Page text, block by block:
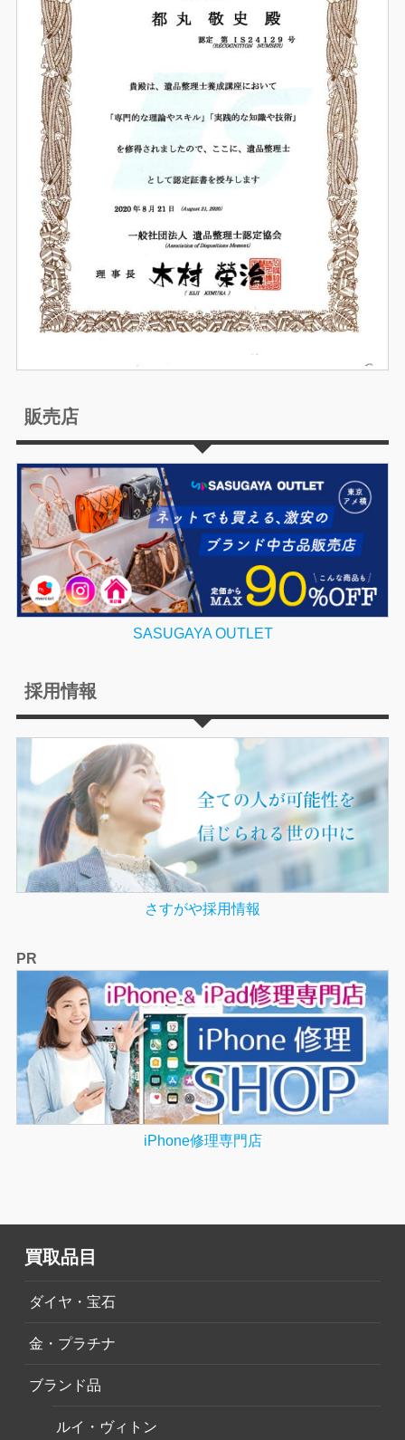
販売店
SASUGAYA OUTLET
採用情報
さすがや採用情報
PR
iPhone修理専門店
買取品目
ダイヤ・宝石
金・プラチナ
ブランド品
ルイ・ヴィトン